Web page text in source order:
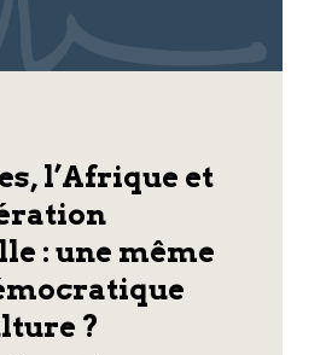
l’Afrique et
: une même
?